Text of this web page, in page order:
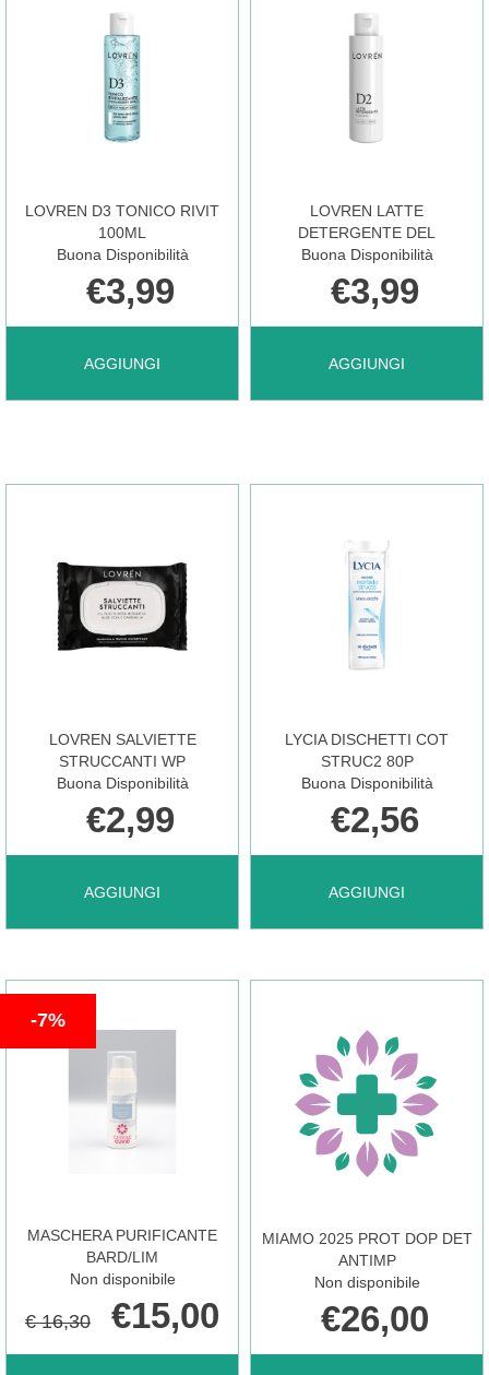
MICELLARE
LOVREN D3 TONICO RIVIT
100ML
Buona Disponibilità
€3,99
AGGIUNGI
AGGIUNGI LOVREN
RIVIT
100ML AL
LOVREN LATTE
DETERGENTE DEL
Buona Disponibilità
€3,99
AGGIUNGI
AGGIUNGI LOVREN
CARRELLO
LOVREN SALVIETTE
STRUCCANTI WP
Buona Disponibilità
€2,99
AGGIUNGI
AGGIUNGI LOVREN
STRUCCANTI
WP AL
LYCIA DISCHETTI COT
STRUC2 80P
Buona Disponibilità
€2,56
AGGIUNGI
AGGIUNGI LYCIA
STRUC2
CARRELLO
MASCHERA PURIFICANTE
BARD/LIM
Non disponibile
7%
€ 16,30 €15,00
MIAMO 2025 PROT DOP DET
ANTIMP
Non disponibile
€26,00